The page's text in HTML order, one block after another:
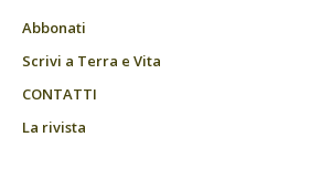
Abbonati
Scrivi a Terra e Vita
CONTATTI
La rivista